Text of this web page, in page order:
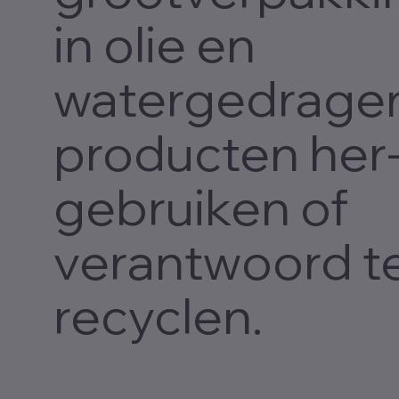
in olie en
producten
gebruiken of
verantwoord
recyclen.